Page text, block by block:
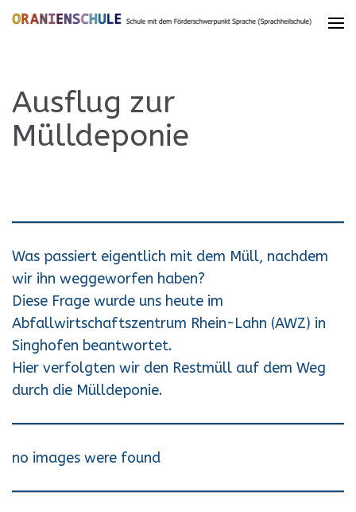
Ausflug zur
Mülldeponie
Was passiert eigentlich mit dem Müll, nachdem
wir ihn weggeworfen haben?
Diese Frage wurde uns heute im
Abfallwirtschaftszentrum Rhein-Lahn (AWZ) in
Singhofen beantwortet.
Hier verfolgten wir den Restmüll auf dem Weg
durch die Mülldeponie.
no images were found